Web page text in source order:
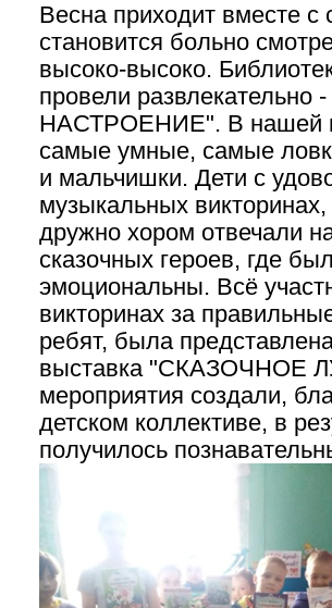
Весна приходит вместе с
становится больно
высоко-высоко.
провели
НАСТРОЕНИЕ". В нашей
самые умные, самые
и мальчишки. Дети с
музыкальных
дружно хором отвечали
сказочных героев, где
эмоциональны. Всё
викторинах за
ребят, была
выставка "СКАЗОЧНОЕ
мероприятия создали,
детском коллективе, в
получилось